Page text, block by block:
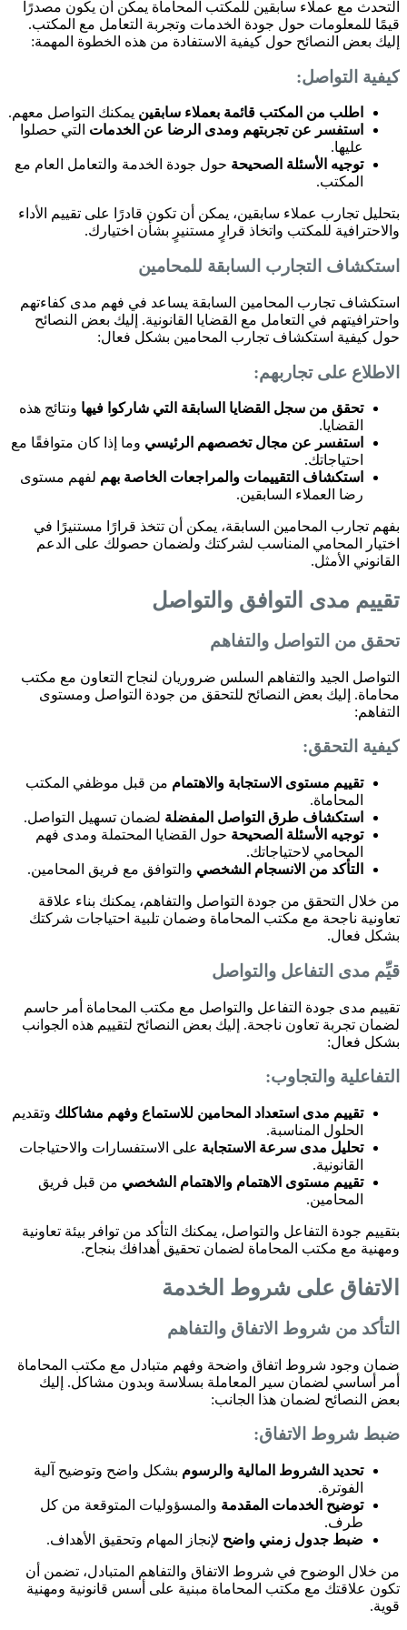
التحدث مع عملاء سابقين للمكتب المحاماة يمكن أن يكون مصدرًا
قيمًا للمعلومات حول جودة الخدمات وتجربة التعامل مع المكتب.
إليك بعض النصائح حول كيفية الاستفادة من هذه الخطوة المهمة:
كيفية التواصل:
اطلب من المكتب قائمة بعملاء سابقين يمكنك التواصل معهم.
استفسر عن تجربتهم ومدى الرضا عن الخدمات التي حصلوا
عليها.
توجيه الأسئلة الصحيحة حول جودة الخدمة والتعامل العام مع
المكتب.
بتحليل تجارب عملاء سابقين، يمكن أن تكون قادرًا على تقييم الأداء
والاحترافية للمكتب واتخاذ قرارٍ مستنيرٍ بشأن اختيارك.
استكشاف التجارب السابقة للمحامين
استكشاف تجارب المحامين السابقة يساعد في فهم مدى كفاءتهم
واحترافيتهم في التعامل مع القضايا القانونية. إليك بعض النصائح
حول كيفية استكشاف تجارب المحامين بشكل فعال:
الاطلاع على تجاربهم:
تحقق من سجل القضايا السابقة التي شاركوا فيها ونتائج هذه
القضايا.
استفسر عن مجال تخصصهم الرئيسي وما إذا كان متوافقًا مع
احتياجاتك.
استكشاف التقييمات والمراجعات الخاصة بهم لفهم مستوى
رضا العملاء السابقين.
بفهم تجارب المحامين السابقة، يمكن أن تتخذ قرارًا مستنيرًا في
اختيار المحامي المناسب لشركتك ولضمان حصولك على الدعم
القانوني الأمثل.
تقييم مدى التوافق والتواصل
تحقق من التواصل والتفاهم
التواصل الجيد والتفاهم السلس ضروريان لنجاح التعاون مع مكتب
محاماة. إليك بعض النصائح للتحقق من جودة التواصل ومستوى
التفاهم:
كيفية التحقق:
تقييم مستوى الاستجابة والاهتمام من قبل موظفي المكتب
المحاماة.
استكشاف طرق التواصل المفضلة لضمان تسهيل التواصل.
توجيه الأسئلة الصحيحة حول القضايا المحتملة ومدى فهم
المحامي لاحتياجاتك.
التأكد من الانسجام الشخصي والتوافق مع فريق المحامين.
من خلال التحقق من جودة التواصل والتفاهم، يمكنك بناء علاقة
تعاونية ناجحة مع مكتب المحاماة وضمان تلبية احتياجات شركتك
بشكل فعال.
قيِّم مدى التفاعل والتواصل
تقييم مدى جودة التفاعل والتواصل مع مكتب المحاماة أمر حاسم
لضمان تجربة تعاون ناجحة. إليك بعض النصائح لتقييم هذه الجوانب
بشكل فعال:
التفاعلية والتجاوب:
تقييم مدى استعداد المحامين للاستماع وفهم مشاكلك وتقديم
الحلول المناسبة.
تحليل مدى سرعة الاستجابة على الاستفسارات والاحتياجات
القانونية.
تقييم مستوى الاهتمام والاهتمام الشخصي من قبل فريق
المحامين.
بتقييم جودة التفاعل والتواصل، يمكنك التأكد من توافر بيئة تعاونية
ومهنية مع مكتب المحاماة لضمان تحقيق أهدافك بنجاح.
الاتفاق على شروط الخدمة
التأكد من شروط الاتفاق والتفاهم
ضمان وجود شروط اتفاق واضحة وفهم متبادل مع مكتب المحاماة
أمر أساسي لضمان سير المعاملة بسلاسة وبدون مشاكل. إليك
بعض النصائح لضمان هذا الجانب:
ضبط شروط الاتفاق:
تحديد الشروط المالية والرسوم بشكل واضح وتوضيح آلية
الفوترة.
توضيح الخدمات المقدمة والمسؤوليات المتوقعة من كل
طرف.
ضبط جدول زمني واضح لإنجاز المهام وتحقيق الأهداف.
من خلال الوضوح في شروط الاتفاق والتفاهم المتبادل، تضمن أن
تكون علاقتك مع مكتب المحاماة مبنية على أسس قانونية ومهنية
قوية.